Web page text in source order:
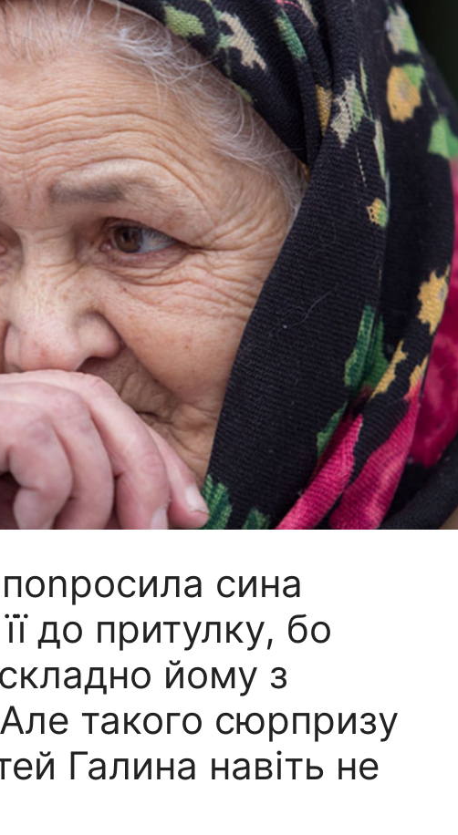
сина
до притулку, бо
йому з
такого сюрпризу
Галина навіть не